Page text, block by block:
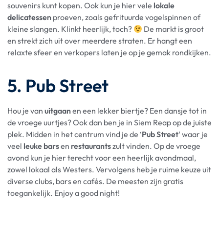
souvenirs kunt kopen. Ook kun je hier vele lokale
delicatessen proeven, zoals gefrituurde vogelspinnen of
kleine slangen. Klinkt heerlijk, toch?
De markt is groot
en strekt zich uit over meerdere straten. Er hangt een
relaxte sfeer en verkopers laten je op je gemak rondkijken.
5. Pub Street
Hou je van uitgaanen een lekker biertje? Een dansje tot in
de vroege uurtjes? Ook dan ben je in Siem Reap op de juiste
plek. Midden in het centrum vind je de ‘Pub Street‘ waar je
veel leuke barsen restaurantszult vinden. Op de vroege
avond kun je hier terecht voor een heerlijk avondmaal,
zowel lokaal als Westers. Vervolgens heb je ruime keuze uit
diverse clubs, bars en cafés. De meesten zijn gratis
toegankelijk. Enjoy a good night!